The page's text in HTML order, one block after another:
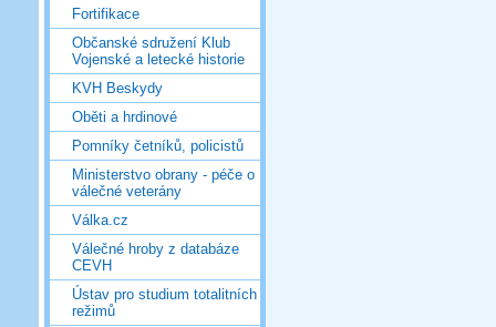
Fortifikace
Občanské sdružení Klub
Vojenské a letecké historie
KVH Beskydy
Oběti a hrdinové
Pomníky četníků, policistů
Ministerstvo obrany - péče o
válečné veterány
Válka.cz
Válečné hroby z databáze
CEVH
Ústav pro studium totalitních
režimů